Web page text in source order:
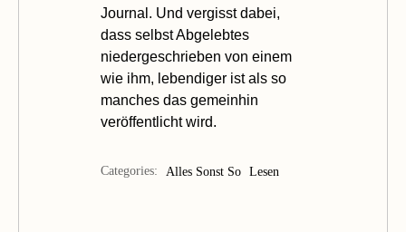
Journal . Und vergisst dabei,
dass selbst Abgelebtes
niedergeschrieben von einem
wie ihm, lebendiger ist als so
manches das gemeinhin
veröffentlicht wird.
Categories: Alles Sonst So Lesen